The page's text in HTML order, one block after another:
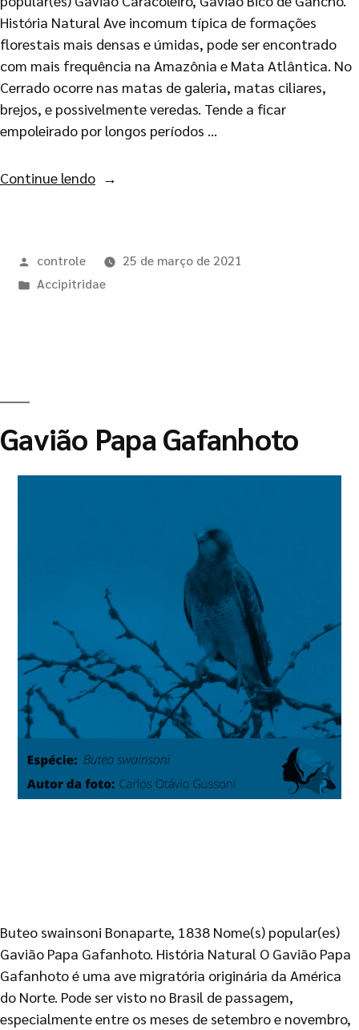
História Natural Ave incomum típica de formações
florestais mais densas e úmidas, pode ser encontrado
com mais frequência na Amazônia e Mata Atlântica. No
Cerrado ocorre nas matas de galeria, matas ciliares,
brejos, e possivelmente veredas. Tende a ficar
empoleirado por longos períodos …
Continue lendo
controle
25 de março de 2021
Accipitridae
Gavião Papa Gafanhoto
Buteo swainsoni Bonaparte, 1838 Nome(s) popular(es)
Gavião Papa Gafanhoto. História Natural O Gavião Papa
Gafanhoto é uma ave migratória originária da América
do Norte. Pode ser visto no Brasil de passagem,
especialmente entre os meses de setembro e novembro,